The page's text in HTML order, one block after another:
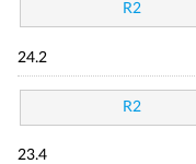
R2
24.2
R2
23.4